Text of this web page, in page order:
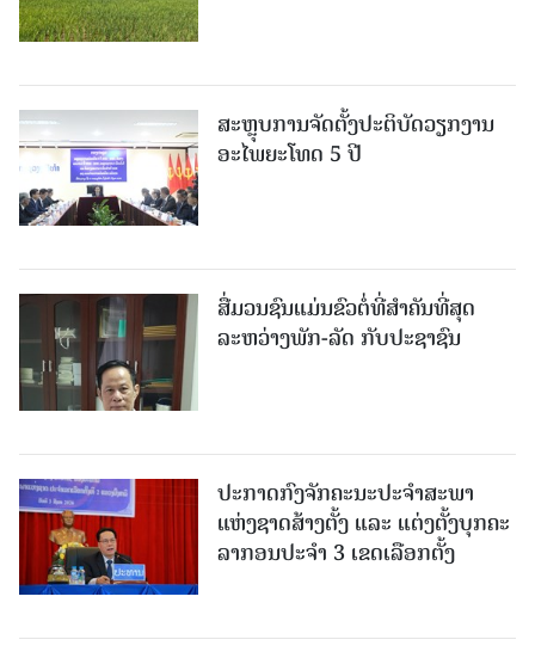
ສະຫຼຸບການຈັດຕັ້ງປະຕິບັດວຽກງານ
ອະໄພຍະໂທດ 5 ປີ
ສື່ມວນຊົນແມ່ນຂົວຕໍ່ທີ່ສໍາຄັນທີ່ສຸດ
ລະຫວ່າງພັກ-ລັດ ກັບປະຊາຊົນ
ປະກາດກົງຈັກຄະນະປະຈໍາສະພາ
ແຫ່ງຊາດສ້າງຕັ້ງ ແລະ ແຕ່ງຕັ້ງບຸກຄະ
ລາກອນປະຈໍາ 3 ເຂດເລືອກຕັ້ງ